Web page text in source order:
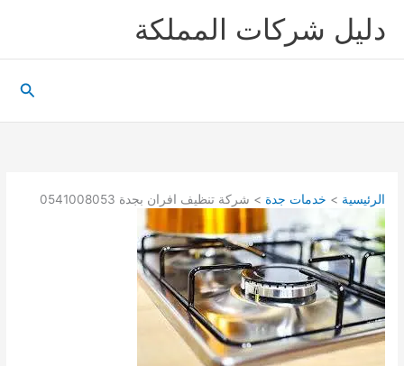
دليل شركات المملكة
الرئيسية خدمات جدة شركة تنظيف افران بجدة 0541008053